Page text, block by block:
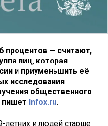
процентов — считают,
лиц, которая
и приуменьшить её
исследования
общественного
Infox.ru.
летних и людей старше